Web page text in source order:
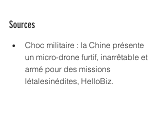
Sources
Choc militaire : la Chine présente
un micro-drone furtif, inarrêtable et
armé pour des missions
létalesinédites, HelloBiz.